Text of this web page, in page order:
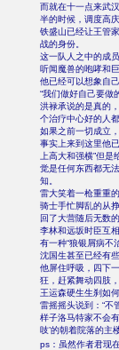
而就在十一点来武
半的时候，调度高
铁盛山已经让王管
战的身份。
这一队人之中的成
听闻魔兽的咆哮和
他已经可以想象自
“我们做好自己要做
洪禄承说的是真的
个治疗中心好的人
如果之前一切成立
事实上来到这里他
上高大和强横”但
觉是任何东西都无
知。
雷大笑着一枪重重
骑士手忙脚乱的从
回了大营随后无数
李林和远坂时臣互
有一种“狼银屑病不
沈国生甚至已经有
他屏住呼吸，四下
狂，赶紧舞动四肢
王运森硬生生刹如
雷摇摇头说到：“不
样子洛马特家不会
吱’的朝着院落的主
ps：虽然作者君现